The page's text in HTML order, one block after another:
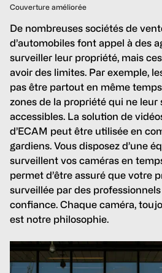
Couverture améliorée
De nombreuses sociétés de
d’automobiles font appel à des
surveiller leur propriété, mais
avoir des limites. Par exemple,
pas être partout en même
zones de la propriété qui ne
accessibles. La solution de
d’ECAM peut être utilisée en
gardiens. Vous disposez d’une
surveillent vos caméras en
permet d’être assuré que votre
surveillée par des
confiance. Chaque caméra,
est notre philosophie.